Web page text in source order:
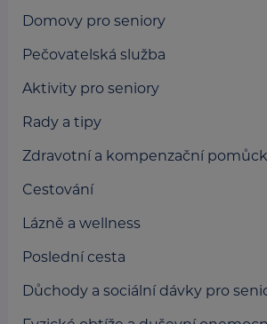
Domovy pro seniory
Pečovatelská služba
Aktivity pro seniory
Rady a tipy
Zdravotní a kompenzační
Cestování
Lázně a wellness
Poslední cesta
Důchody a sociální dávky pro